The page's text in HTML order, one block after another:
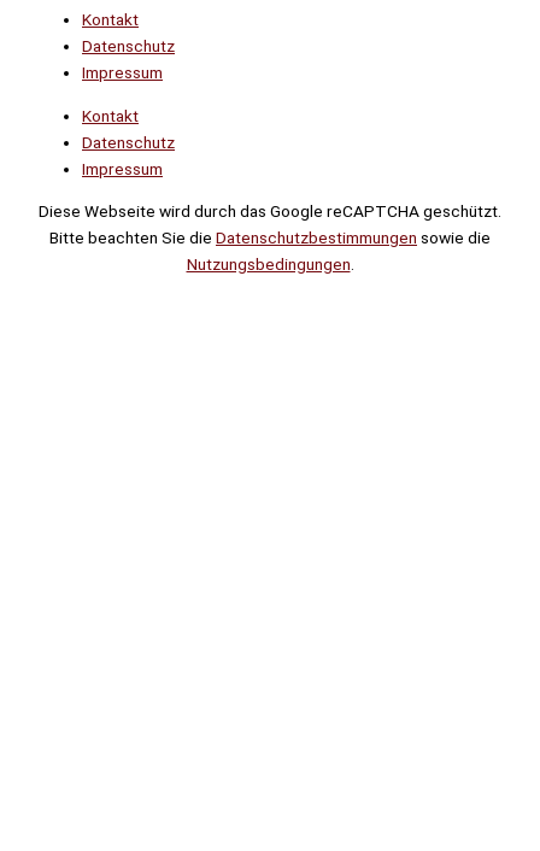
Kontakt
Datenschutz
Impressum
Kontakt
Datenschutz
Impressum
Diese Webseite wird durch das Google reCAPTCHA geschützt.
Bitte beachten Sie die Datenschutzbestimmungen sowie die
Nutzungsbedingungen.